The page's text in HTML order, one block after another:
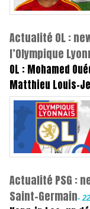
Actualité OL :
l’Olympique
OL : Mohamed
Matthieu Louis-
Actualité PSG :
Saint-Germain-